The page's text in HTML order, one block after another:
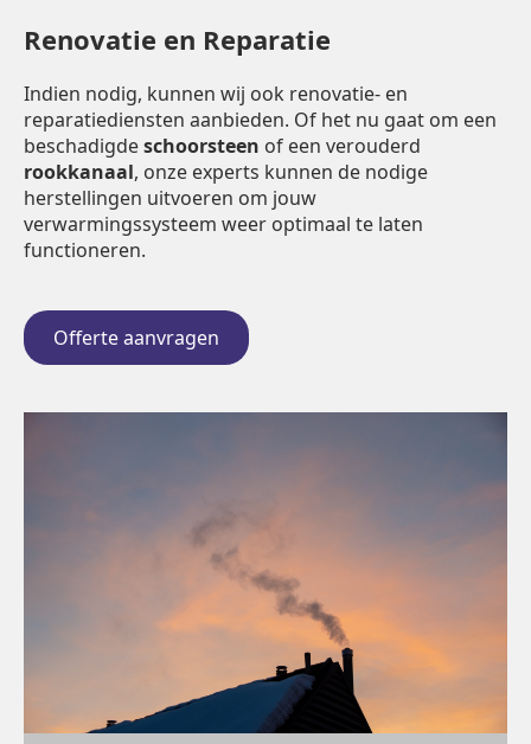
Renovatie en Reparatie
Indien nodig, kunnen wij ook renovatie- en
reparatiediensten aanbieden. Of het nu gaat om een
beschadigdeschoorsteen of een verouderd
rookkanaal, onze experts kunnen de nodige
herstellingen uitvoeren om jouw
verwarmingssysteem weer optimaal te laten
functioneren.
Offerte aanvragen